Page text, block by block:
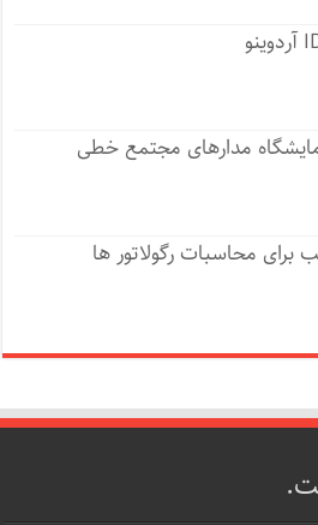
مدارهای مجتمع خطی
برای محاسبات رگولاتور ها